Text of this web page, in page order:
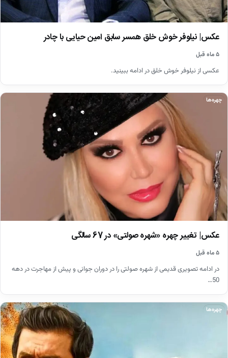
عکس| نیلوفر خوش خلق همسر سابق امین حیایی با چادر
۵ ماه قبل
عکسی از نیلوفر خوش خلق در ادامه ببینید.
چهره‌ها
عکس| تغییر چهره «شهره صولتی» در 67 سالگی
۵ ماه قبل
در ادامه تصویری قدیمی از شهره صولتی را در دوران جوانی و پیش از مهاجرت در دهه
50…
چهره‌ها